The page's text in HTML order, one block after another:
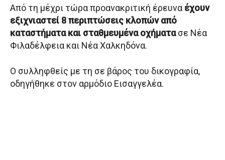
Από τη μέχρι τώρα προανακριτική έρευναέχουν
εξιχνιαστεί 8 περιπτώσεις κλοπών από
καταστήματα και σταθμευμένα οχήματασε Νέα
Φιλαδέλφεια και Νέα Χαλκηδόνα.
Ο συλληφθείς με τη σε βάρος του δικογραφία,
οδηγήθηκε στον αρμόδιο Εισαγγελέα.